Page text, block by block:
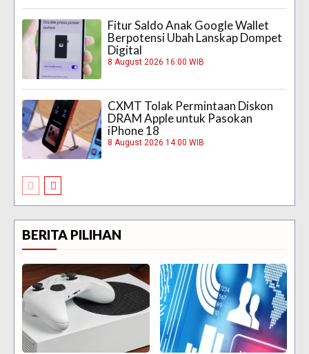
Fitur Saldo Anak Google Wallet
Berpotensi Ubah Lanskap Dompet
Digital
8 August 2026 16:00 WIB
CXMT Tolak Permintaan Diskon
DRAM Apple untuk Pasokan
iPhone 18
8 August 2026 14:00 WIB
BERITA PILIHAN